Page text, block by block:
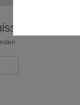
Musikreisen
Essentielle